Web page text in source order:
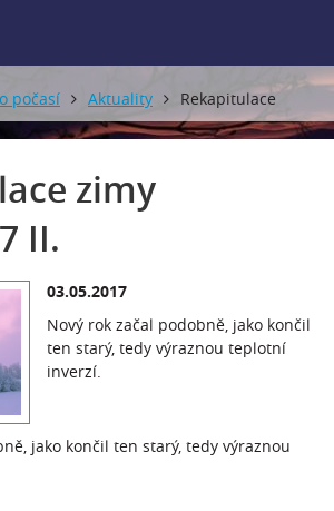
počasí Aktuality Rekapitulace
zimy
II.
03.05.2017
Nový rok začal podobně, jako končil
ten starý, tedy výraznou teplotní
inverzí.
jako končil ten starý, tedy výraznou